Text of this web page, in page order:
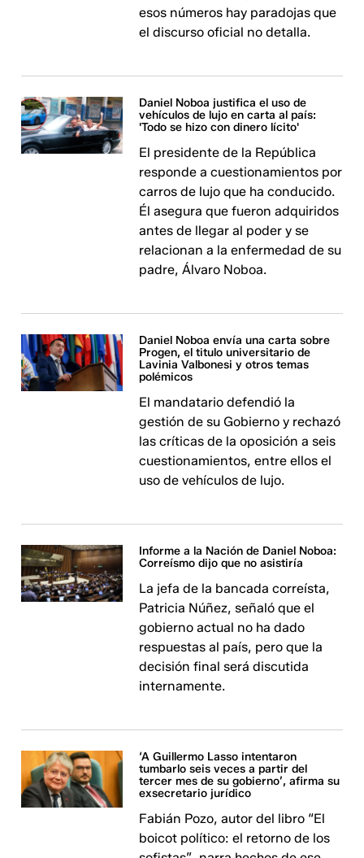
esos números hay paradojas que
el discurso oficial no detalla.
Daniel Noboa justifica el uso de
vehículos de lujo en carta al país:
'Todo se hizo con dinero lícito'
El presidente de la República
responde a cuestionamientos por
carros de lujo que ha conducido.
Él asegura que fueron adquiridos
antes de llegar al poder y se
relacionan a la enfermedad de su
padre, Álvaro Noboa.
Daniel Noboa envía una carta sobre
Progen, el titulo universitario de
Lavinia Valbonesi y otros temas
polémicos
El mandatario defendió la
gestión de su Gobierno y rechazó
las críticas de la oposición a seis
cuestionamientos, entre ellos el
uso de vehículos de lujo.
Informe a la Nación de Daniel Noboa:
Correísmo dijo que no asistiría
La jefa de la bancada correísta,
Patricia Núñez, señaló que el
gobierno actual no ha dado
respuestas al país, pero que la
decisión final será discutida
internamente.
‘A Guillermo Lasso intentaron
tumbarlo seis veces a partir del
tercer mes de su gobierno’, afirma su
exsecretario jurídico
Fabián Pozo, autor del libro “El
boicot político: el retorno de los